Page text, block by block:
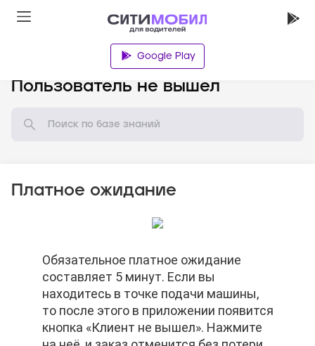
Google Play
Пользователь не вышел
Платное ожидание
Обязательное платное ожидание
составляет 5 минут. Если вы
находитесь в точке подачи машины,
то после этого в приложении появится
кнопка «Клиент не вышел». Нажмите
Обязательное платное ожидание
составляет 5 минут. Если вы
находитесь в точке подачи машины,
то после этого в приложении появится
кнопка «Клиент не вышел». Нажмите
Обязательное платное ожидание
составляет 5 минут. Если вы
находитесь в точке подачи машины,
то после этого в приложении появится
кнопка «Клиент не вышел». Нажмите